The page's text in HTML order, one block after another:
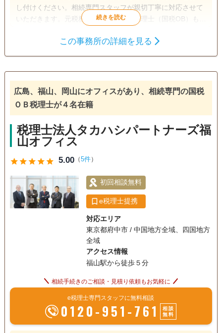
し付けください。相続専門スタッフが親切丁寧に対応させて
いただきます。元税務署職員であった税理士（国税OB）も多
相続税申告
電話相談可 訪問可 女性スタッフ対応可 土日相談可
初回相談無料 18時以降相談可 オンライン面談可
事務所面談可
この事務所の詳細を見る
広島、福山、岡山にオフィスがあり、相続専門の国税
ＯＢ税理士が４名在籍
税理士法人タカハシパートナーズ福
山オフィス
starstarstarstarstar 5.00（5件）
初回相談無料
e税理士提携
対応エリア
東京都府中市 / 中国地方全域、四国地方
全域
アクセス情報
福山駅から徒歩５分
相続手続きのご相談・見積り依頼もお気軽に
e税理士専門スタッフに無料相談
0120-951-761
相談
無料